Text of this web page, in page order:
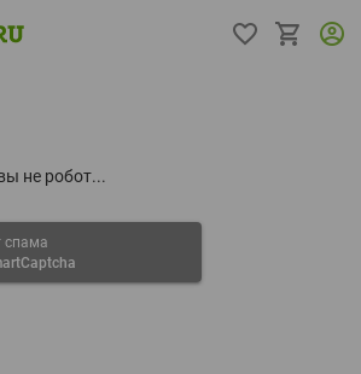
не робот...
спама